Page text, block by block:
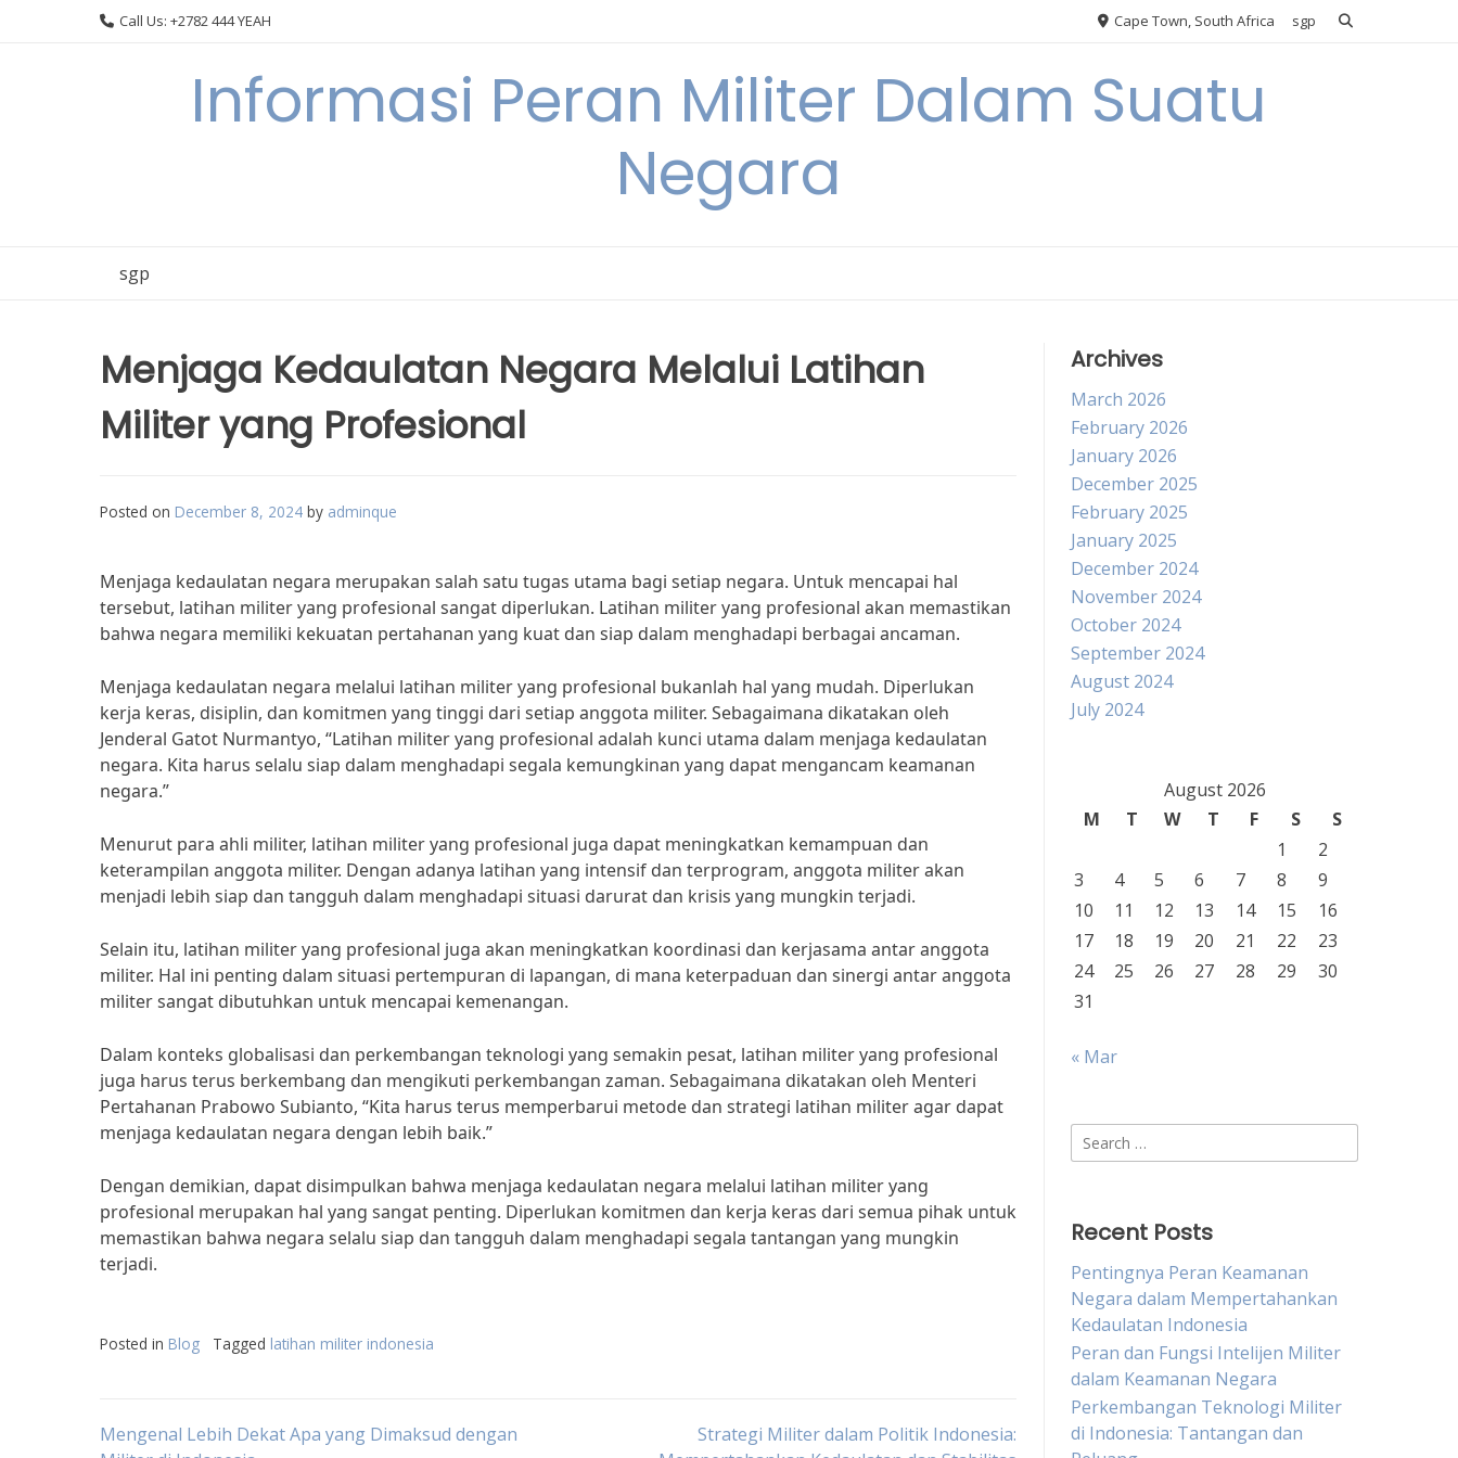
Call Us: +2782 444 YEAH Cape Town, South Africa sgp
Informasi Peran Militer Dalam Suatu
Negara
sgp
Menjaga Kedaulatan Negara Melalui Latihan
Militer yang Profesional
Posted on December 8, 2024 by adminque
Menjaga kedaulatan negara merupakan salah satu tugas utama bagi setiap negara. Untuk mencapai hal
tersebut, latihan militer yang profesional sangat diperlukan. Latihan militer yang profesional akan memastikan
bahwa negara memiliki kekuatan pertahanan yang kuat dan siap dalam menghadapi berbagai ancaman.
Menjaga kedaulatan negara melalui latihan militer yang profesional bukanlah hal yang mudah. Diperlukan
kerja keras, disiplin, dan komitmen yang tinggi dari setiap anggota militer. Sebagaimana dikatakan oleh
Jenderal Gatot Nurmantyo, “Latihan militer yang profesional adalah kunci utama dalam menjaga kedaulatan
negara. Kita harus selalu siap dalam menghadapi segala kemungkinan yang dapat mengancam keamanan
negara.”
Menurut para ahli militer, latihan militer yang profesional juga dapat meningkatkan kemampuan dan
keterampilan anggota militer. Dengan adanya latihan yang intensif dan terprogram, anggota militer akan
menjadi lebih siap dan tangguh dalam menghadapi situasi darurat dan krisis yang mungkin terjadi.
Selain itu, latihan militer yang profesional juga akan meningkatkan koordinasi dan kerjasama antar anggota
militer. Hal ini penting dalam situasi pertempuran di lapangan, di mana keterpaduan dan sinergi antar anggota
militer sangat dibutuhkan untuk mencapai kemenangan.
Dalam konteks globalisasi dan perkembangan teknologi yang semakin pesat, latihan militer yang profesional
juga harus terus berkembang dan mengikuti perkembangan zaman. Sebagaimana dikatakan oleh Menteri
Pertahanan Prabowo Subianto, “Kita harus terus memperbarui metode dan strategi latihan militer agar dapat
menjaga kedaulatan negara dengan lebih baik.”
Dengan demikian, dapat disimpulkan bahwa menjaga kedaulatan negara melalui latihan militer yang
profesional merupakan hal yang sangat penting. Diperlukan komitmen dan kerja keras dari semua pihak untuk
memastikan bahwa negara selalu siap dan tangguh dalam menghadapi segala tantangan yang mungkin
terjadi.
Posted in Blog Tagged latihan militer indonesia
Post
Mengenal Lebih Dekat Apa yang Dimaksud dengan
Strategi Militer dalam Politik Indonesia:
Archives
March 2026
February 2026
January 2026
December 2025
February 2025
January 2025
December 2024
November 2024
October 2024
September 2024
August 2024
July 2024
August 2026
M
T W T F S
S
1
2
3
4 5 6 7 8
9
10
11 12 13 14 15
16
17
18 19 20 21 22
23
24
25 26 27 28 29
30
31
« Mar
Search
for:
Recent Posts
Pentingnya Peran Keamanan
Negara dalam Mempertahankan
Kedaulatan Indonesia
Peran dan Fungsi Intelijen Militer
dalam Keamanan Negara
Perkembangan Teknologi Militer
di Indonesia: Tantangan dan